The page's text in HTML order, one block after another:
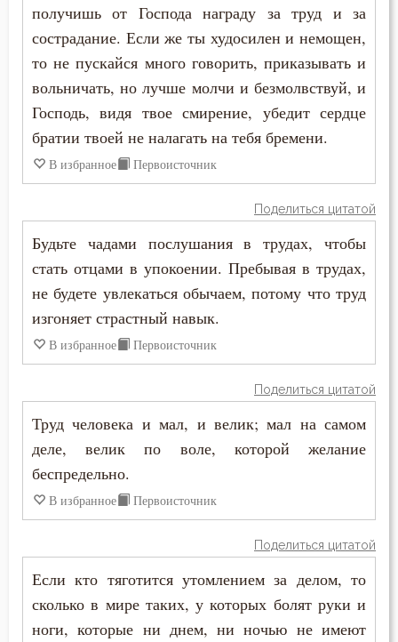
Смерть
Смерть детей
Смирение
Смысл жизни
Снисхождение
Совершенство
Совесть
Сомнение
Сострадание
Спасение
Спаситель
получишь от Господа награду за труд и за
сострадание. Если же ты худосилен и немощен,
то не пускайся много говорить, приказывать и
вольничать, но лучше молчи и безмолвствуй, и
Господь, видя твое смирение, убедит сердце
братии твоей не налагать на тебя бремени.
В избранное Первоисточник
Поделиться цитатой
Будьте чадами послушания в трудах, чтобы
стать отцами в упокоении. Пребывая в трудах,
не будете увлекаться обычаем, потому что труд
изгоняет страстный навык.
В избранное Первоисточник
Поделиться цитатой
Труд человека и мал, и велик; мал на самом
деле, велик по воле, которой желание
беспредельно.
В избранное Первоисточник
Поделиться цитатой
Если кто тяготится утомлением за делом, то
сколько в мире таких, у которых болят руки и
ноги, которые ни днем, ни ночью не имеют